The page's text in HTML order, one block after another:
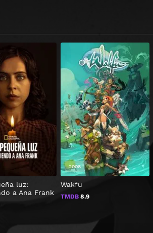
luz:
a Ana Frank
Wakfu
TMDB8.9
2008